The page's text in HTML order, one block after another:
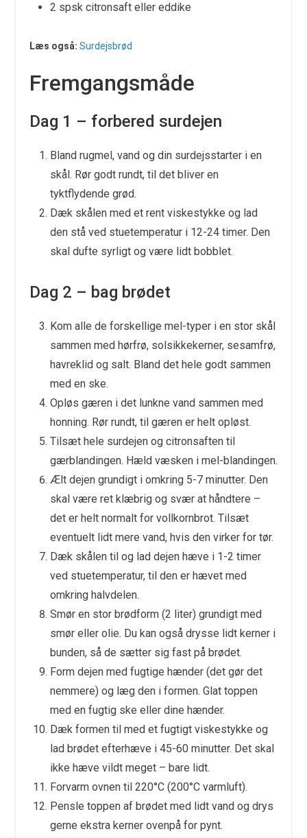
2 spsk citronsaft eller eddike
Læs også: Surdejsbrød
Fremgangsmåde
Dag 1 – forbered surdejen
Bland rugmel, vand og din surdejsstarter i en
skål. Rør godt rundt, til det bliver en
tyktflydende grød.
Dæk skålen med et rent viskestykke og lad
den stå ved stuetemperatur i 12-24 timer. Den
skal dufte syrligt og være lidt bobblet.
Dag 2 – bag brødet
Kom alle de forskellige mel-typer i en stor skål
sammen med hørfrø, solsikkekerner, sesamfrø,
havreklid og salt. Bland det hele godt sammen
med en ske.
Opløs gæren i det lunkne vand sammen med
honning. Rør rundt, til gæren er helt opløst.
Tilsæt hele surdejen og citronsaften til
gærblandingen. Hæld væsken i mel-blandingen.
Ælt dejen grundigt i omkring 5-7 minutter. Den
skal være ret klæbrig og svær at håndtere –
det er helt normalt for vollkornbrot. Tilsæt
eventuelt lidt mere vand, hvis den virker for tør.
Dæk skålen til og lad dejen hæve i 1-2 timer
ved stuetemperatur, til den er hævet med
omkring halvdelen.
Smør en stor brødform (2 liter) grundigt med
smør eller olie. Du kan også drysse lidt kerner i
bunden, så de sætter sig fast på brødet.
Form dejen med fugtige hænder (det gør det
nemmere) og læg den i formen. Glat toppen
med en fugtig ske eller dine hænder.
Dæk formen til med et fugtigt viskestykke og
lad brødet efterhæve i 45-60 minutter. Det skal
ikke hæve vildt meget – bare lidt.
Forvarm ovnen til 220°C (200°C varmluft).
Pensle toppen af brødet med lidt vand og drys
gerne ekstra kerner ovenpå for pynt.